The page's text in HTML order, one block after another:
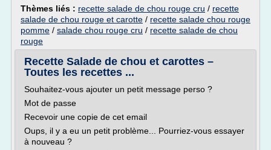
Thèmes liés : recette salade de chou rouge cru / recette
salade de chou rouge et carotte / recette salade chou rouge
pomme / salade chou rouge cru / recette salade de chou
rouge
Recette Salade de chou et carottes –
Toutes les recettes ...
Souhaitez-vous ajouter un petit message perso ?
Mot de passe
Recevoir une copie de cet email
Oups, il y a eu un petit problème... Pourriez-vous essayer
à nouveau ?